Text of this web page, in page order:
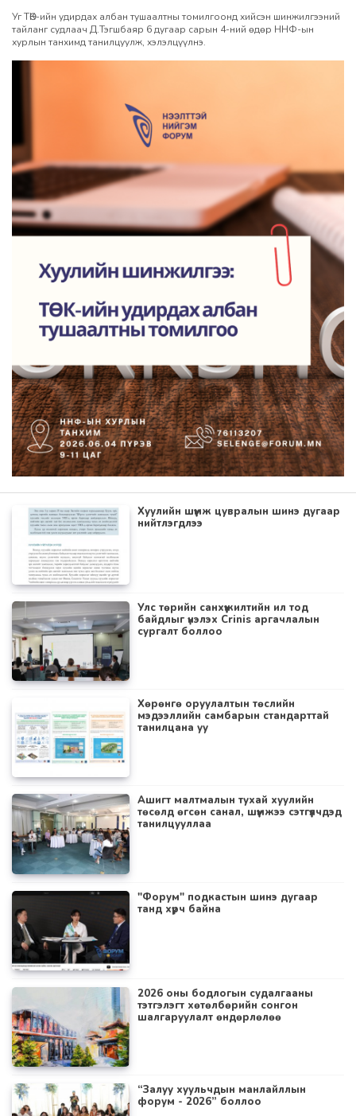
Уг ТӨК-ийн удирдах албан тушаалтны томилгоонд хийсэн шинжилгээний
тайланг судлаач Д.Тэгшбаяр 6 дугаар сарын 4-ний өдөр ННФ-ын
хурлын танхимд танилцуулж, хэлэлцүүлнэ.
Хуулийн шүүмж цувралын шинэ дугаар
нийтлэгдлээ
Улс төрийн санхүүжилтийн ил тод
байдлыг үнэлэх Crinis аргачлалын
сургалт боллоо
Хөрөнгө оруулалтын төслийн
мэдээллийн самбарын стандарттай
танилцана уу
Ашигт малтмалын тухай хуулийн
төсөлд өгсөн санал, шүүмжээ сэтгүүлчдэд
танилцууллаа
"Форум" подкастын шинэ дугаар
танд хүрч байна
2026 оны бодлогын судалгааны
тэтгэлэгт хөтөлбөрийн сонгон
шалгаруулалт өндөрлөлөө
“Залуу хуульчдын манлайллын
форум - 2026” боллоо